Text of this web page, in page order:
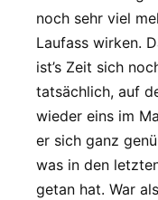
noch sehr viel
Laufass wirken.
ist’s Zeit sich
tatsächlich, auf
wieder eins im
er sich ganz
was in den
getan hat. War